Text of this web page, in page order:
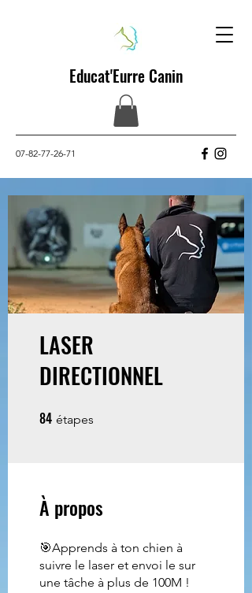
Educat'Eurre Canin
07-82-77-26-71
LASER
DIRECTIONNEL
84 étapes
À propos
🎯Apprends à ton chien à
suivre le laser et envoi le sur
une tâche à plus de 100M !